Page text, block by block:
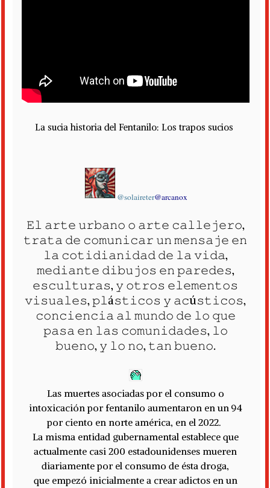
La sucia historia del Fentanilo: Los trapos sucios
@solaireter@arcanox
𝙴𝚕 𝚊𝚛𝚝𝚎 𝚞𝚛𝚋𝚊𝚗𝚘 𝚘 𝚊𝚛𝚝𝚎 𝚌𝚊𝚕𝚕𝚎𝚓𝚎𝚛𝚘,
𝚝𝚛𝚊𝚝𝚊 𝚍𝚎 𝚌𝚘𝚖𝚞𝚗𝚒𝚌𝚊𝚛 𝚞𝚗 𝚖𝚎𝚗𝚜𝚊𝚓𝚎 𝚎𝚗
𝚕𝚊 𝚌𝚘𝚝𝚒𝚍𝚒𝚊𝚗𝚒𝚍𝚊𝚍 𝚍𝚎 𝚕𝚊 𝚟𝚒𝚍𝚊,
𝚖𝚎𝚍𝚒𝚊𝚗𝚝𝚎 𝚍𝚒𝚋𝚞𝚓𝚘𝚜 𝚎𝚗 𝚙𝚊𝚛𝚎𝚍𝚎𝚜,
𝚎𝚜𝚌𝚞𝚕𝚝𝚞𝚛𝚊𝚜, 𝚢 𝚘𝚝𝚛𝚘𝚜 𝚎𝚕𝚎𝚖𝚎𝚗𝚝𝚘𝚜
𝚟𝚒𝚜𝚞𝚊𝚕𝚎𝚜, 𝚙𝚕á𝚜𝚝𝚒𝚌𝚘𝚜 𝚢 𝚊𝚌ú𝚜𝚝𝚒𝚌𝚘𝚜,
𝚌𝚘𝚗𝚌𝚒𝚎𝚗𝚌𝚒𝚊 𝚊𝚕 𝚖𝚞𝚗𝚍𝚘 𝚍𝚎 𝚕𝚘 𝚚𝚞𝚎
𝚙𝚊𝚜𝚊 𝚎𝚗 𝚕𝚊𝚜 𝚌𝚘𝚖𝚞𝚗𝚒𝚍𝚊𝚍𝚎𝚜, 𝚕𝚘
𝚋𝚞𝚎𝚗𝚘, 𝚢 𝚕𝚘 𝚗𝚘, 𝚝𝚊𝚗 𝚋𝚞𝚎𝚗𝚘.
Las muertes asociadas por el consumo o
intoxicación por fentanilo aumentaron en un 94
por ciento en norte américa, en el 2022.
La misma entidad gubernamental establece que
actualmente casi 200 estadounidenses mueren
diariamente por el consumo de ésta droga,
que empezó inicialmente a crear adictos en un